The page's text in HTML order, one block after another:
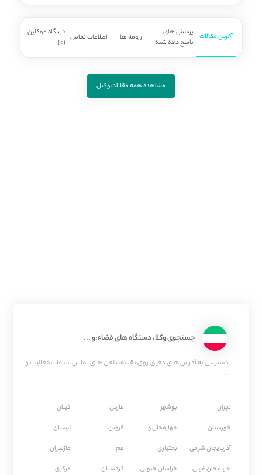
آخرین مقالات
پرسش های
پاسخ داده شده
رزومه ها اطلاعات تماس دیدگاه موکلین
(0)
مشاهده همه مقالات وکیل
جستجوی وکلا، دستگاه های قضاء،و ...
دسترسی به آدرس های دقیق روی نقشه، تلفن های تماس، ساعات فعالیت و
...
تهران
خوزستان
آذربایجان شرقی
آذربایجان غربی
بوشهر
چهارمحال و
بختیاری
خراسان جنوبی
فارس
قزوین
قم
كردستان
گیلان
لرستان
مازندران
مركزی